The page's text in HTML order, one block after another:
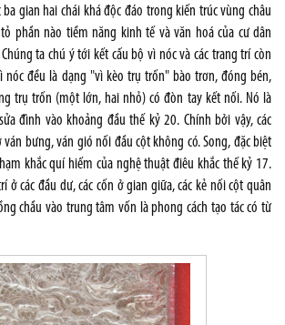
gian hai chái khá độc đáo trong kiến trúc vùng châu
phần nào tiềm năng kinh tế và văn hoá của cư dân
ta chú ý tới kết cấu bộ vì nóc và các trang trí còn
nóc đều là dạng "vì kèo trụ trốn" bào trơn, đóng bén,
trụ trốn (một lớn, hai nhỏ) có đòn tay kết nối. Nó là
đình vào khoảng đầu thế kỷ 20. Chính bởi vậy, các
bưng, ván gió nối đầu cột không có. Song, đặc biệt
khắc quí hiếm của nghệ thuật điêu khắc thế kỷ 17.
ở các đầu dư, các cốn ở gian giữa, các kẻ nối cột quân
chầu vào trung tâm vốn là phong cách tạo tác có từ